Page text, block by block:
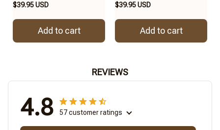
$39.95 USD
Add to cart
$39.95 USD
Add to cart
REVIEWS
4.8 57 customer ratings